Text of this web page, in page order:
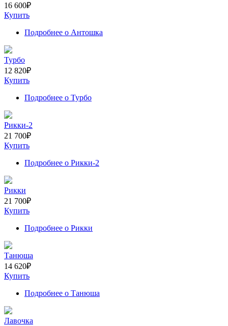
16 600₽
Купить
Подробнее о Антошка
Турбо
12 820₽
Купить
Подробнее о Турбо
Рикки-2
21 700₽
Купить
Подробнее о Рикки-2
Рикки
21 700₽
Купить
Подробнее о Рикки
Танюша
14 620₽
Купить
Подробнее о Танюша
Лавочка